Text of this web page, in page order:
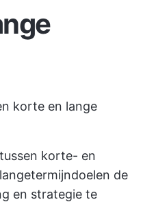
korte en lange
korte- en
de
en strategie te